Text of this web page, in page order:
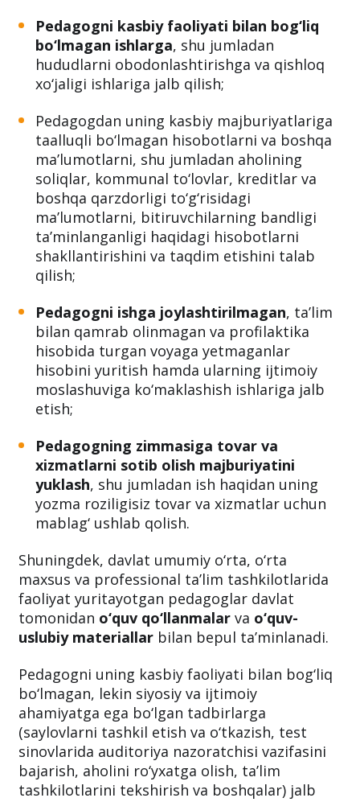
Pedagogni kasbiy faoliyati bilan bog‘liq
bo‘lmagan ishlarga, shu jumladan
hududlarni obodonlashtirishga va qishloq
xo‘jaligi ishlariga jalb qilish;
Pedagogdan uning kasbiy majburiyatlariga
taalluqli bo‘lmagan hisobotlarni va boshqa
ma’lumotlarni, shu jumladan aholining
soliqlar, kommunal to‘lovlar, kreditlar va
boshqa qarzdorligi to‘g‘risidagi
ma’lumotlarni, bitiruvchilarning bandligi
ta’minlanganligi haqidagi hisobotlarni
shakllantirishini va taqdim etishini talab
qilish;
Pedagogni ishga joylashtirilmagan, ta’lim
bilan qamrab olinmagan va profilaktika
hisobida turgan voyaga yetmaganlar
hisobini yuritish hamda ularning ijtimoiy
moslashuviga ko‘maklashish ishlariga jalb
etish;
Pedagogning zimmasiga tovar va
xizmatlarni sotib olish majburiyatini
yuklash, shu jumladan ish haqidan uning
yozma roziligisiz tovar va xizmatlar uchun
mablag‘ ushlab qolish.
Shuningdek, davlat umumiy o‘rta, o‘rta
maxsus va professional ta’lim tashkilotlarida
faoliyat yuritayotgan pedagoglar davlat
tomonidan o‘quv qo‘llanmalar va o‘quv-
uslubiy materiallar bilan bepul ta’minlanadi.
Pedagogni uning kasbiy faoliyati bilan bog‘liq
bo‘lmagan, lekin siyosiy va ijtimoiy
ahamiyatga ega bo‘lgan tadbirlarga
(saylovlarni tashkil etish va o‘tkazish, test
sinovlarida auditoriya nazoratchisi vazifasini
bajarish, aholini ro‘yxatga olish, ta’lim
tashkilotlarini tekshirish va boshqalar) jalb